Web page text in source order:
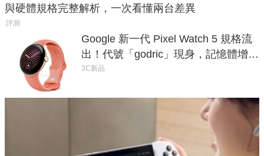
與硬體規格完整解析，一次看懂兩台差異
評測
Google 新一代 Pixel Watch 5 規格流
出！代號「godric」現身，記憶體增強
鎖定 AI 應用
3C新品